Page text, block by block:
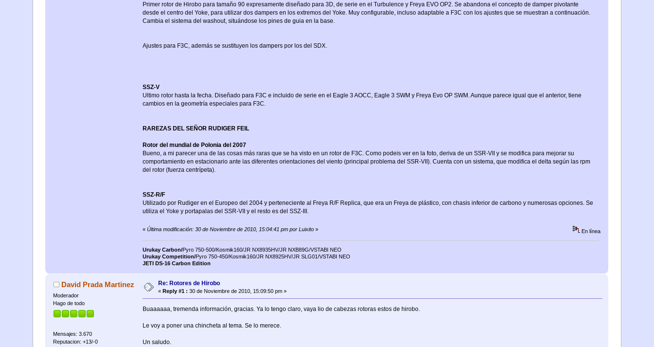
Primer rotor de Hirobo para tamaño 90 expresamente diseñado para 3D, de serie en el Turbulence y Freya EVO OP2. Se abandona el concepto de damper pivotante
desde el centro del Yoke, para utilizar dos dampers en los extremos del Yoke. Muy configurable, incluso adaptable a F3C con los ajustes que se muestran a continuación.
Cambia el sistema del washout, situándose los pines de guia en la base.
Ajustes para F3C, además se sustituyen los dampers por los del SDX.
SSZ-V
Ultimo rotor hasta la fecha. Diseñado para F3C e incluido de serie en el Eagle 3 AOCC, Eagle 3 SWM y Freya Evo OP SWM. Aunque parece igual que el anterior, tiene
cambios en la geometría especiales para F3C.
RAREZAS DEL SEÑOR RUDIGER FEIL
Rotor del mundial de Polonia del 2007
Bueno, a mi parecer una de las cosas más raras que se ha visto en un rotor de F3C. Como podeis ver en la foto, deriva de un SSR-VII y se modifica para mejorar su
comportamiento en estacionario ante las diferentes orientaciones del viento (principal problema del SSR-VII). Cuenta con un sistema, que modifica el delta según las rpm
del rotor (fuerza centrípeta).
SSZ-R/F
Utilizado por Rudiger en el Europeo del 2004 y perteneciente al Freya R/F Replica, que era un Freya de plástico, con chasis inferior de carbono y numerosas opciones. Se
utiliza el Yoke y portapalas del SSR-VII y el resto es del SSZ-III.
« Última modificación: 30 de Noviembre de 2010, 15:04:41 pm por Luixito» En línea
Urukay Carbon/Pyro 750-500/Kosmik160/JR NX8935HV/JR NXB89G/VSTABI NEO
Urukay Competition/Pyro 750-450/Kosmik160/JR NX8925HV/JR SLG01/VSTABI NEO
JETI DS-16 Carbon Edition
David Prada Martinez
Moderador
Hago de todo
Mensajes: 3.670
Reputacion: +13/-0
Re: Rotores de Hirobo
«Reply #1 : 30 de Noviembre de 2010, 15:09:50 pm »
Buaaaaaa, tremenda información, gracias. Ya lo tengo claro, vaya lio de cabezas rotoras estos de hirobo.
Le voy a poner una chincheta al tema. Se lo merece.
Un saludo.